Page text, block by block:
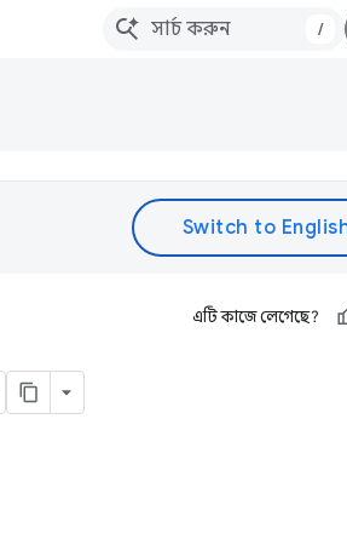
/
এটি কাজে লেগেছে?